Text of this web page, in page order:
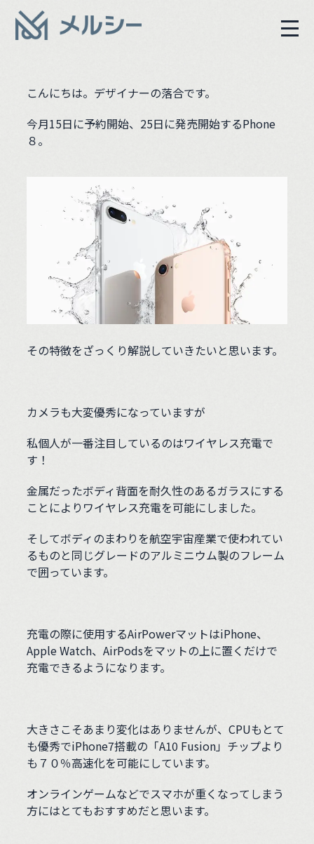
こんにちは。デザイナーの落合です。
今月15日に予約開始、25日に発売開始するPhone
８。
その特徴をざっくり解説していきたいと思います。
カメラも大変優秀になっていますが
私個人が一番注目しているのはワイヤレス充電で
す！
金属だったボディ背面を耐久性のあるガラスにする
ことによりワイヤレス充電を可能にしました。
そしてボディのまわりを航空宇宙産業で使われてい
るものと同じグレードのアルミニウム製のフレーム
で囲っています。
充電の際に使用するAirPowerマットはiPhone、
Apple Watch、AirPodsをマットの上に置くだけで
充電できるようになります。
大きさこそあまり変化はありませんが、CPUもとて
も優秀でiPhone7搭載の「A10 Fusion」チップより
も７０％高速化を可能にしています。
オンラインゲームなどでスマホが重くなってしまう
方にはとてもおすすめだと思います。